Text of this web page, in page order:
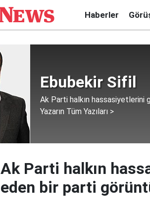
Haberler
Ebubekir Sifil
Ak Parti halkın hassasiyetlerini
Yazarın Tüm Yazıları >
Ak Parti halkın
eden bir parti